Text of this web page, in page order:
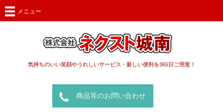
気持ちのいい笑顔やうれしいサービス・新しい便利を365日ご用意！
call 商品等のお問い合わせ
メニュー